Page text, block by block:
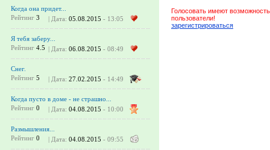
Когда она придет...
Рейтинг 3 | Дата: 05.08.2015 - 13:05
Я тебя заберу...
Рейтинг 4.5 | Дата: 06.08.2015 - 08:49
Снег.
Рейтинг 5 | Дата: 27.02.2015 - 14:49
Когда пусто в доме - не страшно...
Рейтинг 0 | Дата: 04.08.2015 - 10:00
Размышления...
Рейтинг 0 | Дата: 04.08.2015 - 09:55
Голосовать имеют
пользователи!
зарегистрироваться